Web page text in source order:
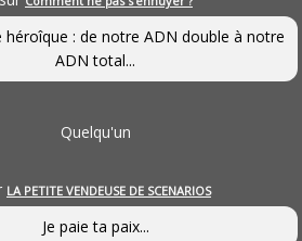
héroîque : de notre ADN double à notre
ADN total...
Quelqu'un
LA PETITE VENDEUSE DE SCENARIOS
Je paie ta paix...